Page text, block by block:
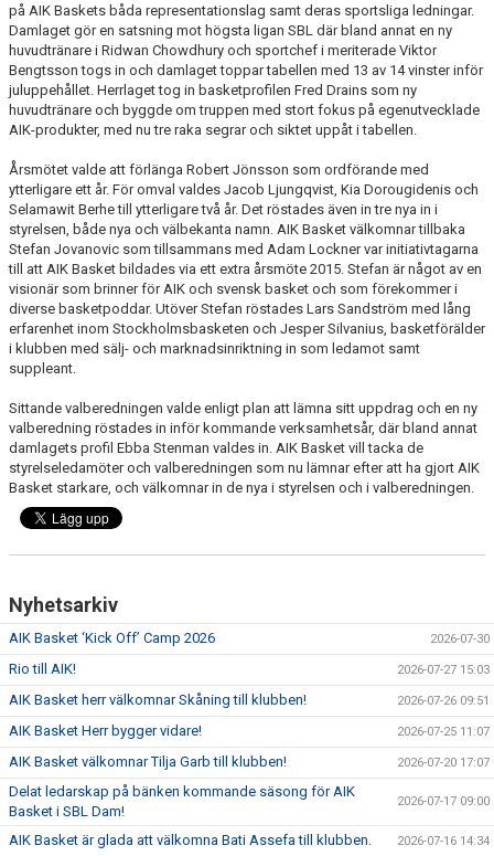
på AIK Baskets båda representationslag samt deras sportsliga ledningar.
Damlaget gör en satsning mot högsta ligan SBL där bland annat en ny
huvudtränare i Ridwan Chowdhury och sportchef i meriterade Viktor
Bengtsson togs in och damlaget toppar tabellen med 13 av 14 vinster inför
juluppehållet. Herrlaget tog in basketprofilen Fred Drains som ny
huvudtränare och byggde om truppen med stort fokus på egenutvecklade
AIK-produkter, med nu tre raka segrar och siktet uppåt i tabellen.
Årsmötet valde att förlänga Robert Jönsson som ordförande med
ytterligare ett år. För omval valdes Jacob Ljungqvist, Kia Dorougidenis och
Selamawit Berhe till ytterligare två år. Det röstades även in tre nya in i
styrelsen, både nya och välbekanta namn. AIK Basket välkomnar tillbaka
Stefan Jovanovic som tillsammans med Adam Lockner var initiativtagarna
till att AIK Basket bildades via ett extra årsmöte 2015. Stefan är något av en
visionär som brinner för AIK och svensk basket och som förekommer i
diverse basketpoddar. Utöver Stefan röstades Lars Sandström med lång
erfarenhet inom Stockholmsbasketen och Jesper Silvanius, basketförälder
i klubben med sälj- och marknadsinriktning in som ledamot samt
suppleant.
Sittande valberedningen valde enligt plan att lämna sitt uppdrag och en ny
valberedning röstades in inför kommande verksamhetsår, där bland annat
damlagets profil Ebba Stenman valdes in. AIK Basket vill tacka de
styrelseledamöter och valberedningen som nu lämnar efter att ha gjort AIK
Basket starkare, och välkomnar in de nya i styrelsen och i valberedningen.
Nyhetsarkiv
AIK Basket ‘Kick Off’ Camp 2026 2026-07-30
Rio till AIK! 2026-07-27 15:03
AIK Basket herr välkomnar Skåning till klubben! 2026-07-26 09:51
AIK Basket Herr bygger vidare! 2026-07-25 11:07
AIK Basket välkomnar Tilja Garb till klubben! 2026-07-20 17:07
Delat ledarskap på bänken kommande säsong för AIK
Basket i SBL Dam!
2026-07-17 09:00
AIK Basket är glada att välkomna Bati Assefa till klubben. 2026-07-16 14:34